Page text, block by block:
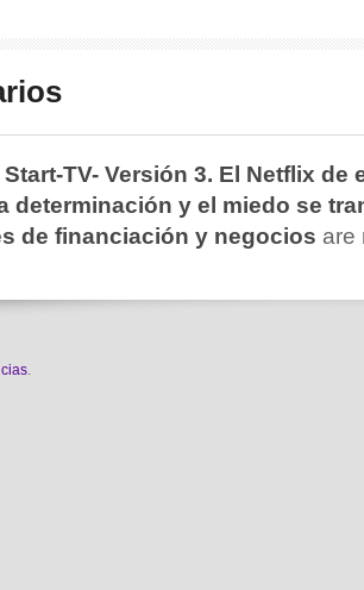
Start-TV- Versión 3. El Netflix de
determinación y el miedo se
de financiación y negocios are
.